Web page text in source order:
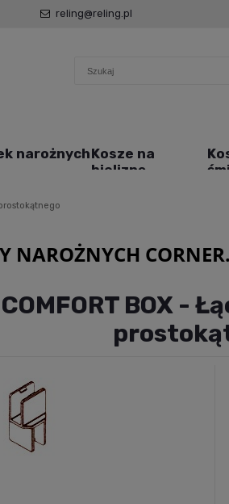
reling@reling.pl
narożnychKosze na
bieliznę
NAROŻNYCH CORNER.
BOX -